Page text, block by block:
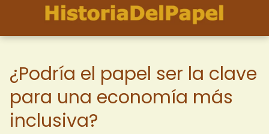
¿Podría el papel ser la clave
para una economía más
inclusiva?